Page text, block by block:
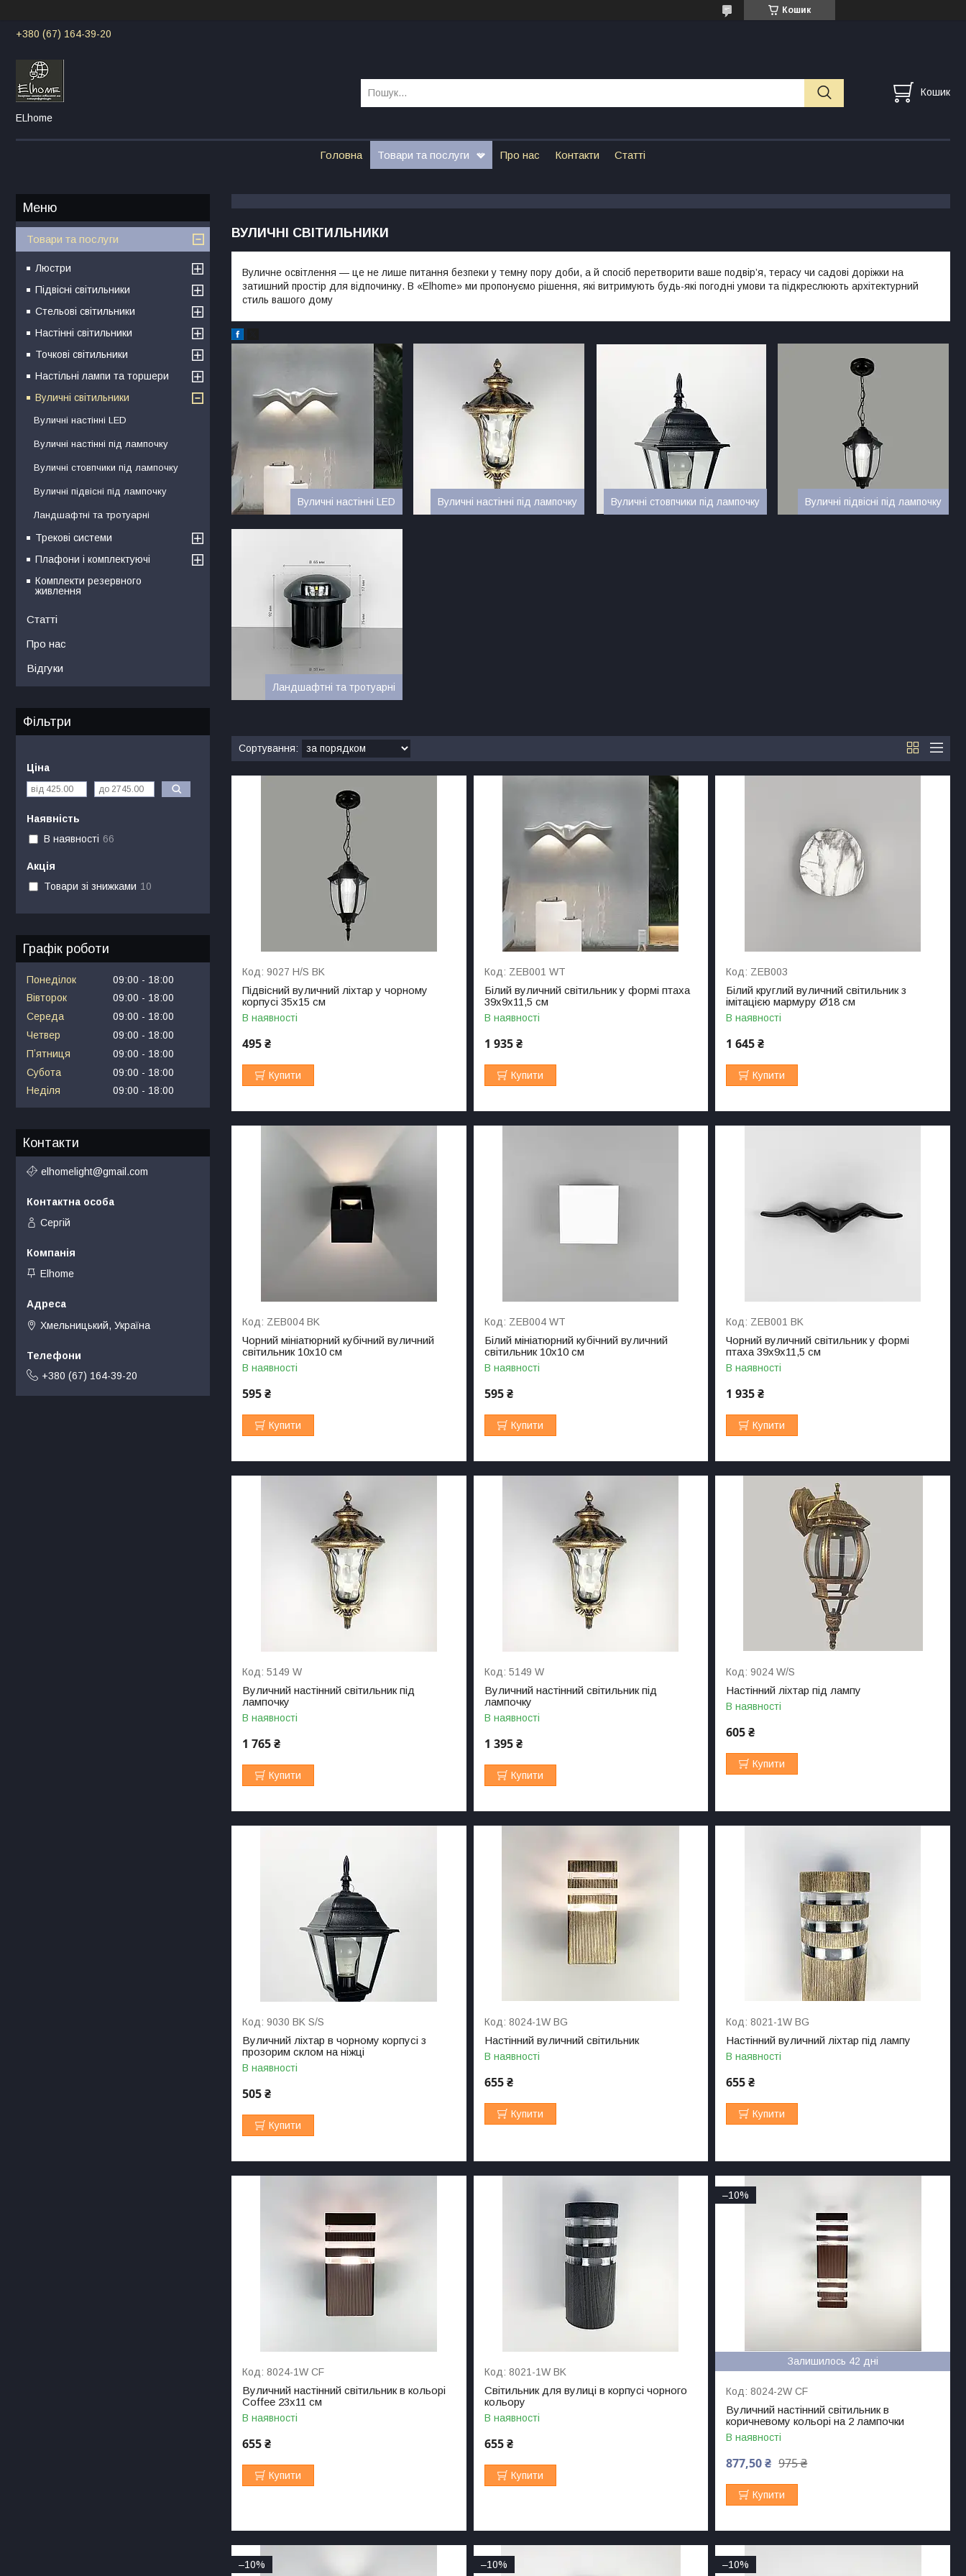
Кошик
+380 (67) 164-39-20
ELhome
Кошик
Головна Товари та послуги Про нас Контакти Статті
ВУЛИЧНІ СВІТИЛЬНИКИ
Вуличне освітлення — це не лише питання безпеки у темну пору доби, а й спосіб перетворити ваше подвір’я, терасу чи садові доріжки на
затишний простір для відпочинку. В «Elhome» ми пропонуємо рішення, які витримують будь-які погодні умови та підкреслюють архітектурний
стиль вашого дому
Вуличні настінні LED Вуличні настінні під лампочку Вуличні стовпчики під лампочку Вуличні підвісні під лампочку
Ландшафтні та тротуарні
9027 H/S BK
Підвісний вуличний ліхтар у чорному
корпусі 35х15 см
В наявності
495 ₴
Купити
ZEB001 WT
Білий вуличний світильник у формі птаха
39х9х11,5 см
В наявності
1 935 ₴
Купити
ZEB003
Білий круглий вуличний світильник з
імітацією мармуру Ø18 см
В наявності
1 645 ₴
Купити
ZEB004 BK
Чорний мініатюрний кубічний вуличний
світильник 10х10 см
В наявності
595 ₴
Купити
ZEB004 WT
Білий мініатюрний кубічний вуличний
світильник 10х10 см
В наявності
595 ₴
Купити
ZEB001 BK
Чорний вуличний світильник у формі
птаха 39х9х11,5 см
В наявності
1 935 ₴
Купити
5149 W
Вуличний настінний світильник під
лампочку
В наявності
1 765 ₴
Купити
5149 W
Вуличний настінний світильник під
лампочку
В наявності
1 395 ₴
Купити
9024 W/S
Настінний ліхтар під лампу
В наявності
605 ₴
Купити
9030 BK S/S
Вуличний ліхтар в чорному корпусі з
прозорим склом на ніжці
В наявності
505 ₴
Купити
8024-1W BG
Настінний вуличний світильник
В наявності
655 ₴
Купити
8021-1W BG
Настінний вуличний ліхтар під лампу
В наявності
655 ₴
Купити
8024-1W CF
Вуличний настінний світильник в кольорі
Coffee 23х11 см
В наявності
655 ₴
Купити
8021-1W BK
Світильник для вулиці в корпусі чорного
кольору
В наявності
655 ₴
Купити
–10%
Залишилось 42 дні
8024-2W CF
Вуличний настінний світильник в
коричневому кольорі на 2 лампочки
В наявності
975 ₴
877,50 ₴
Купити
–10% –10% –10%
Товари та послуги
Люстри
Підвісні світильники
Стельові світильники
Настінні світильники
Точкові світильники
Настільні лампи та торшери
Вуличні світильники
Вуличні настінні LED
Вуличні настінні під лампочку
Вуличні стовпчики під лампочку
Вуличні підвісні під лампочку
Ландшафтні та тротуарні
Трекові системи
Плафони і комплектуючі
Комплекти резервного
живлення
Статті
Про нас
Відгуки
Фільтри
Ціна
Наявність
В наявності 66
Акція
Товари зі знижками 10
Графік роботи
Понеділок 09:00
18:00
Вівторок
09:00
18:00
Середа
09:00
18:00
Четвер
09:00
18:00
Пʼятниця
09:00
18:00
Субота
09:00
18:00
Неділя
09:00 18:00
Контакти
elhomelight@gmail.com
Сергій
Elhome
Хмельницький, Україна
+380 (67) 164-39-20